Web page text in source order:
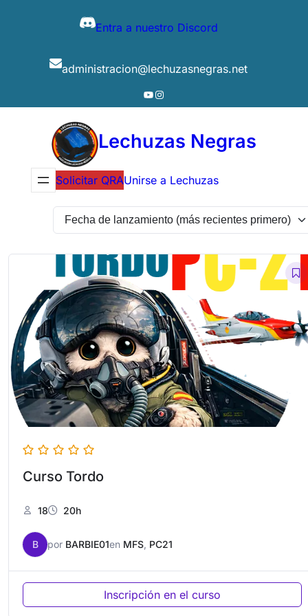
Entra a nuestro Discord
administracion@lechuzasnegras.net
YouTube
Instagram
Lechuzas Negras
Solicitar QRAUnirse a Lechuzas
Curso Tordo
18 20h
B por BARBIE01en MFS PC21
Inscripción en el curso